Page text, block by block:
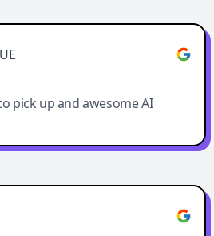
pick up and awesome AI